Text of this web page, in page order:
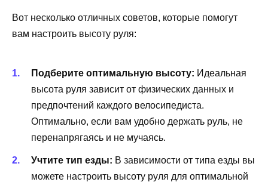
Вот несколько отличных советов, которые помогут
вам настроить высоту руля:
Подберите оптимальную высоту: Идеальная
высота руля зависит от физических данных и
предпочтений каждого велосипедиста.
Оптимально, если вам удобно держать руль, не
перенапрягаясь и не мучаясь.
Учтите тип езды: В зависимости от типа езды вы
можете настроить высоту руля для оптимальной